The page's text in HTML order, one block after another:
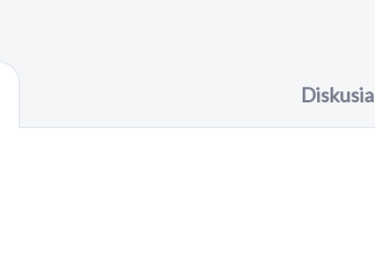
Diskusia